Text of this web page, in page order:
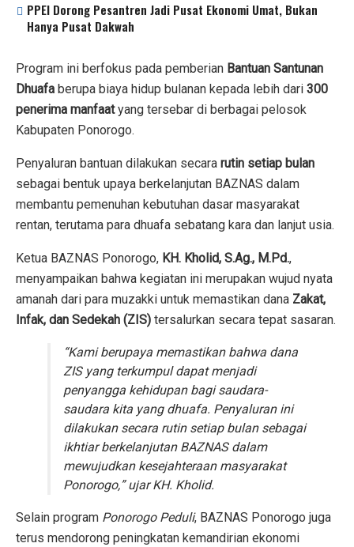
PPEI Dorong Pesantren Jadi Pusat Ekonomi Umat, Bukan
Hanya Pusat Dakwah
Program ini berfokus pada pemberian Bantuan Santunan
Dhuafa berupa biaya hidup bulanan kepada lebih dari 300
penerima manfaatyang tersebar di berbagai pelosok
Kabupaten Ponorogo.
Penyaluran bantuan dilakukan secara rutin setiap bulan
sebagai bentuk upaya berkelanjutan BAZNAS dalam
membantu pemenuhan kebutuhan dasar masyarakat
rentan, terutama para dhuafa sebatang kara dan lanjut usia.
Ketua BAZNAS Ponorogo, KH. Kholid, S.Ag., M.Pd.,
menyampaikan bahwa kegiatan ini merupakan wujud nyata
amanah dari para muzakki untuk memastikan dana Zakat,
Infak, dan Sedekah (ZIS) tersalurkan secara tepat sasaran.
“Kami berupaya memastikan bahwa dana
ZIS yang terkumpul dapat menjadi
penyangga kehidupan bagi saudara-
saudara kita yang dhuafa. Penyaluran ini
dilakukan secara rutin setiap bulan sebagai
ikhtiar berkelanjutan BAZNAS dalam
mewujudkan kesejahteraan masyarakat
Ponorogo,” ujar KH. Kholid.
Selain program Ponorogo Peduli, BAZNAS Ponorogo juga
terus mendorong peningkatan kemandirian ekonomi